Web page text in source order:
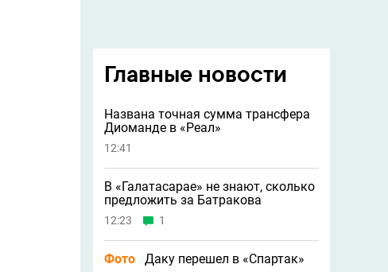
Главные новости
Названа точная сумма трансфера
Диоманде в «Реал»
12:41
В «Галатасарае» не знают, сколько
предложить за Батракова
12:23 1
Фото Даку перешел в «Спартак»